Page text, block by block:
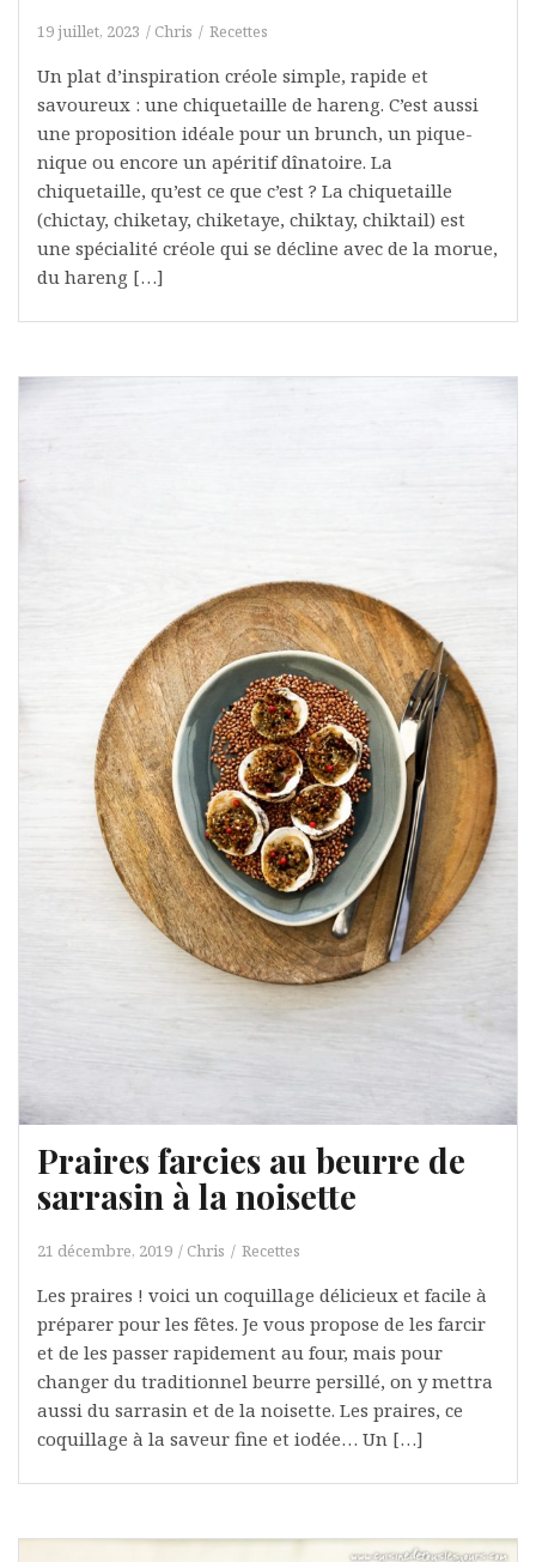
19 juillet, 2023 Chris Recettes
Un plat d’inspiration créole simple, rapide et
savoureux : une chiquetaille de hareng. C’est aussi
une proposition idéale pour un brunch, un pique-
nique ou encore un apéritif dînatoire. La
chiquetaille, qu’est ce que c’est ? La chiquetaille
(chictay, chiketay, chiketaye, chiktay, chiktail) est
une spécialité créole qui se décline avec de la morue,
du hareng […]
Praires farcies au beurre de
sarrasin à la noisette
21 décembre, 2019 Chris Recettes
Les praires ! voici un coquillage délicieux et facile à
préparer pour les fêtes. Je vous propose de les farcir
et de les passer rapidement au four, mais pour
changer du traditionnel beurre persillé, on y mettra
aussi du sarrasin et de la noisette. Les praires, ce
coquillage à la saveur fine et iodée… Un […]